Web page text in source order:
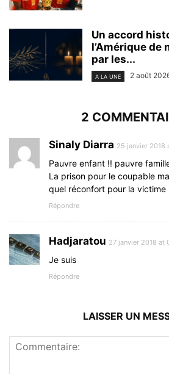
Un accord
l’Amérique de
par les...
A LA UNE 2 août
2
Sinaly Diarra 25 janvier 2018
Pauvre enfant !! pauvre
La prison pour le coupable
quel réconfort pour la victime
Répondre
Hadjaratou 27 janvier 2018 at
Je suis
Répondre
LAISSER UN